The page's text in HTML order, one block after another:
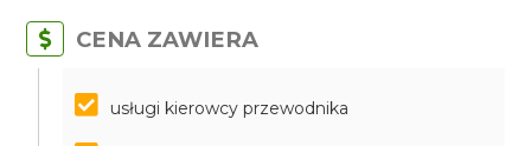
CENA ZAWIERA
​​​​​​​usługi kierowcy przewodnika